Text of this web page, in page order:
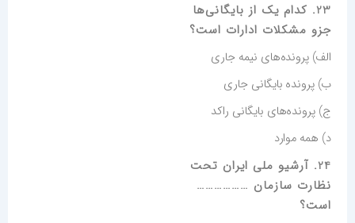
23. کدام یک از بایگانی‌ها
جزو مشکلات ادارات است؟
الف) پرونده‌های نیمه جاری
ب) پرونده بایگانی جاری
ج) پرونده‌های بایگانی راکد
د) همه موارد
24. آرشیو ملی ایران تحت
نظارت سازمان ………………
است؟